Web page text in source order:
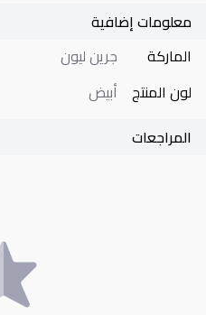
معلومات إضافية
الماركة
جرين ليون
لون المنتج أبيض
المراجعات